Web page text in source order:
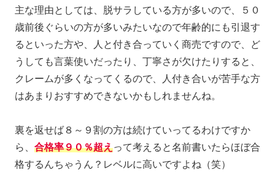
主な理由としては、脱サラしている方が多いので、５０
歳前後ぐらいの方が多いみたいなので年齢的にも引退す
るといった方や、人と付き合っていく商売ですので、ど
うしても言葉使いだったり、丁寧さが欠けたりすると、
クレームが多くなってくるので、人付き合いが苦手な方
はあまりおすすめできないかもしれませんね。
裏を返せば８～９割の方は続けていってるわけですか
ら、 合格率９０％超えって考えると名前書いたらほぼ合
格するんちゃうん？レベルに高いですよね（笑）